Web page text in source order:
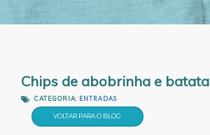
Chips de abobrinha e batata
CATEGORIA: ENTRADAS
VOLTAR PARA O BLOG